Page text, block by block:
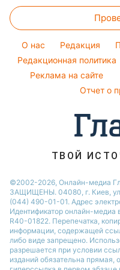
Новости Житомира
Новости Одессы
Настя Каменских
Виталий Козловский
Потап
София Ротару
Оптические иллюзии
Народные приметы
Все о шоу-бизнесе
Окрашивание волос
Красивый маникюр
Модные ошибки
Новости моды
Советы от Андре
O нас Редакция
Редакционная политика
Реклама на сайте
Отчет о
ТВОЙ
©2002-2026, Онлайн-медиа
ЗАЩИЩЕНЫ. 04080, г. Киев,
(044) 490-01-01. Адрес
Идентификатор онлайн-
R40-01822. Перепечатка,
информации, содержащей
либо виде запрещено.
разрешается при условии
изданий обязательна прямая,